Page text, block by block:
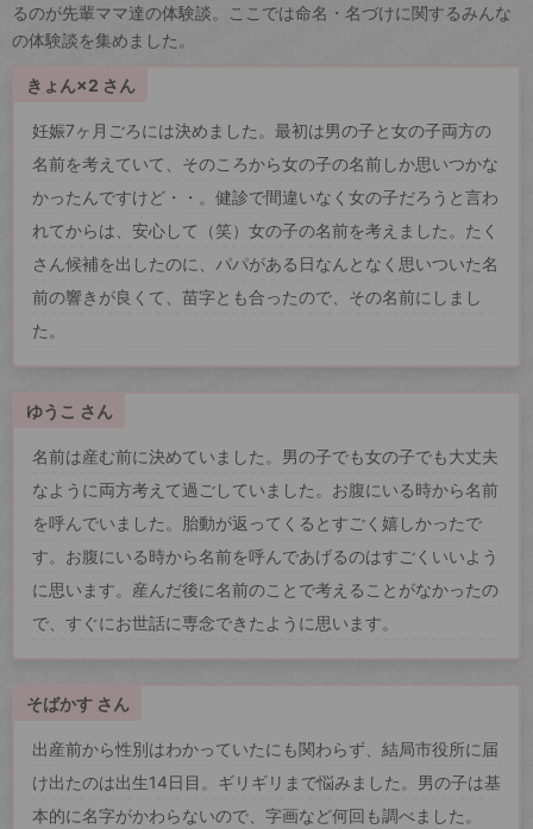
るのが先輩ママ達の体験談。ここでは命名・名づけに関するみんな
の体験談を集めました。
きょん×2 さん
妊娠7ヶ月ごろには決めました。最初は男の子と女の子両方の
名前を考えていて、そのころから女の子の名前しか思いつかな
かったんですけど・・。健診で間違いなく女の子だろうと言わ
れてからは、安心して（笑）女の子の名前を考えました。たく
さん候補を出したのに、パパがある日なんとなく思いついた名
前の響きが良くて、苗字とも合ったので、その名前にしまし
た。
ゆうこ さん
名前は産む前に決めていました。男の子でも女の子でも大丈夫
なように両方考えて過ごしていました。お腹にいる時から名前
を呼んでいました。胎動が返ってくるとすごく嬉しかったで
す。お腹にいる時から名前を呼んであげるのはすごくいいよう
に思います。産んだ後に名前のことで考えることがなかったの
で、すぐにお世話に専念できたように思います。
そばかす さん
出産前から性別はわかっていたにも関わらず、結局市役所に届
け出たのは出生14日目。ギリギリまで悩みました。男の子は基
本的に名字がかわらないので、字画など何回も調べました。